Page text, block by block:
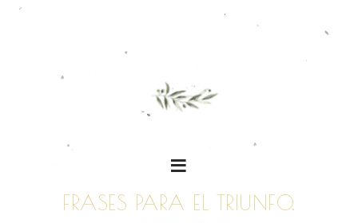
FRASES PARA EL TRIUNFO.